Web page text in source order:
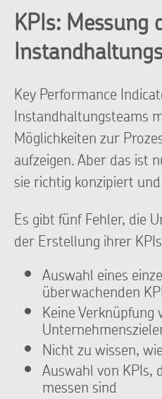
KPIs: Messung
Key Performance
Instandhaltungsteams
Möglichkeiten zur
aufzeigen. Aber das ist
sie richtig konzipiert
Es gibt fünf Fehler, die
der Erstellung ihrer
Auswahl eines
überwachenden
Keine
Nicht zu wissen,
Auswahl von KPIs,
messen sind